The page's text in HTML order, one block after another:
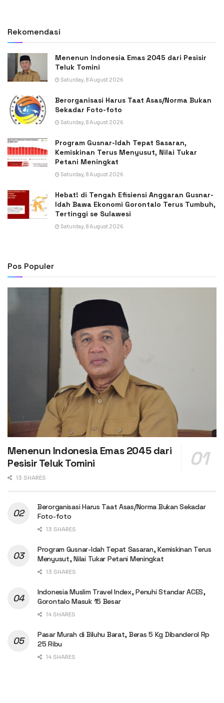
Rekomendasi
Menenun Indonesia Emas 2045 dari Pesisir
Teluk Tomini
Saturday, 8 August 2026
Berorganisasi Harus Taat Asas/Norma Bukan
Sekadar Foto-foto
Saturday, 8 August 2026
Program Gusnar-Idah Tepat Sasaran,
Kemiskinan Terus Menyusut, Nilai Tukar
Petani Meningkat
Saturday, 8 August 2026
Hebat! di Tengah Efisiensi Anggaran Gusnar-
Idah Bawa Ekonomi Gorontalo Terus Tumbuh,
Tertinggi se Sulawesi
Saturday, 8 August 2026
Pos Populer
Menenun Indonesia Emas 2045 dari
Pesisir Teluk Tomini
13 SHARES
Berorganisasi Harus Taat Asas/Norma Bukan Sekadar
Foto-foto
13 SHARES
Program Gusnar-Idah Tepat Sasaran, Kemiskinan Terus
Menyusut, Nilai Tukar Petani Meningkat
13 SHARES
Indonesia Muslim Travel Index, Penuhi Standar ACES,
Gorontalo Masuk 15 Besar
14 SHARES
Pasar Murah di Biluhu Barat, Beras 5 Kg Dibanderol Rp
25 Ribu
14 SHARES